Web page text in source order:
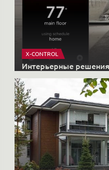
X-CONTROL
Интерьерные решения